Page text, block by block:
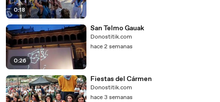
0:18
0:26
San Telmo Gauak
Donostitik.com
hace 2 semanas
Fiestas del Cármen
Donostitik.com
hace 3 semanas